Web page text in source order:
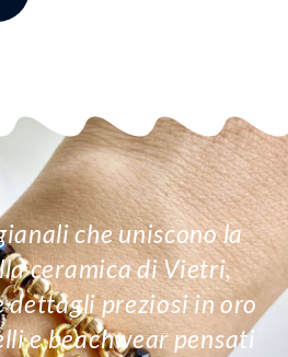
che uniscono la
ceramica di Vietri,
dettagli preziosi in oro
e beachwear pensati